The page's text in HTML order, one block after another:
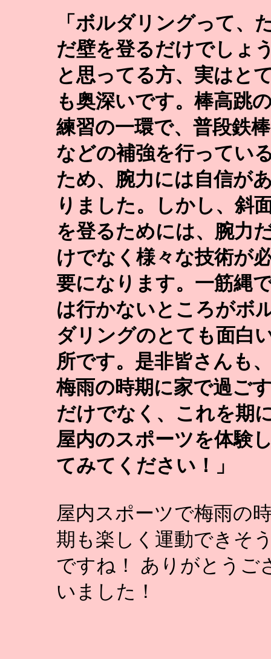
「ボルダリングって、
だ壁を登るだけでしょ
と思ってる方、実はと
も奥深いです。棒高跳
練習の一環で、普段鉄棒
などの補強を行ってい
ため、腕力には自信が
りました。しかし、斜
を登るためには、腕力
けでなく様々な技術が
要になります。一筋縄
は行かないところがボ
ダリングのとても面白
所です。是非皆さんも
梅雨の時期に家で過ご
だけでなく、これを期
屋内のスポーツを体験
てみてください！」
屋内スポーツで梅雨の
期も楽しく運動できそ
ですね！ ありがとうご
いました！